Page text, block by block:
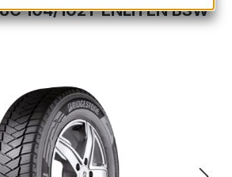
104/102T ENLITEN BSW